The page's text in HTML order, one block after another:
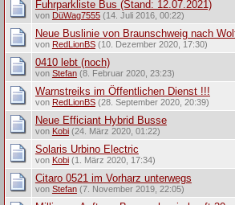
Fuhrparkliste Bus (Stand: 12.07.2021)
von DüWag7555(14. Juli 2016, 00:22)
Neue Buslinie von Braunschweig nach
von RedLionBS(10. Dezember 2020, 17:30)
0410 lebt (noch)
von Stefan(8. Februar 2020, 23:23)
Warnstreiks im Öffentlichen Dienst !!!
von RedLionBS(28. September 2020, 20:39)
Neue Efficiant Hybrid Busse
von Kobi(24. März 2020, 01:22)
Solaris Urbino Electric
von Kobi(1. März 2020, 17:34)
Citaro 0521 im Vorharz unterwegs
von Stefan(7. November 2019, 22:05)